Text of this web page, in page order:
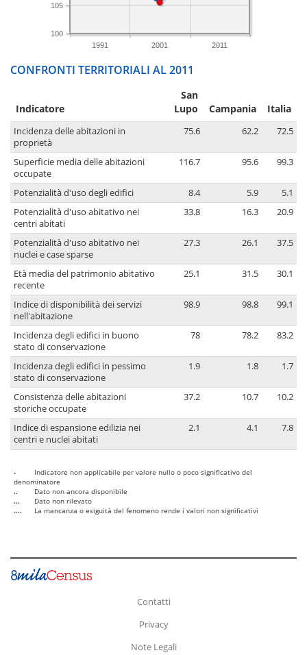
1991 2001 2011
100
105
CONFRONTI TERRITORIALI AL 2011
Indicatore
San
Lupo
Campania Italia
Incidenza delle abitazioni in
proprietà
75.6 62.2 72.5
Superficie media delle abitazioni
occupate
116.7 95.6 99.3
Potenzialità d'uso degli edifici 8.4 5.9
5.1
Potenzialità d'uso abitativo nei
centri abitati
33.8 16.3 20.9
Potenzialità d'uso abitativo nei
nuclei e case sparse
27.3 26.1 37.5
Età media del patrimonio abitativo
recente
25.1 31.5 30.1
Indice di disponibilità dei servizi
nell'abitazione
98.9 98.8 99.1
Incidenza degli edifici in buono
stato di conservazione
78 78.2 83.2
Incidenza degli edifici in pessimo
stato di conservazione
1.9 1.8 1.7
Consistenza delle abitazioni
storiche occupate
37.2 10.7 10.2
Indice di espansione edilizia nei
centri e nuclei abitati
2.1 4.1 7.8
-
Indicatore non applicabile per valore nullo o poco significativo del
denominatore
..
Dato non ancora disponibile
...
Dato non rilevato
....
La mancanza o esiguità del fenomeno rende i valori non significativi
Contatti
Privacy
Note Legali